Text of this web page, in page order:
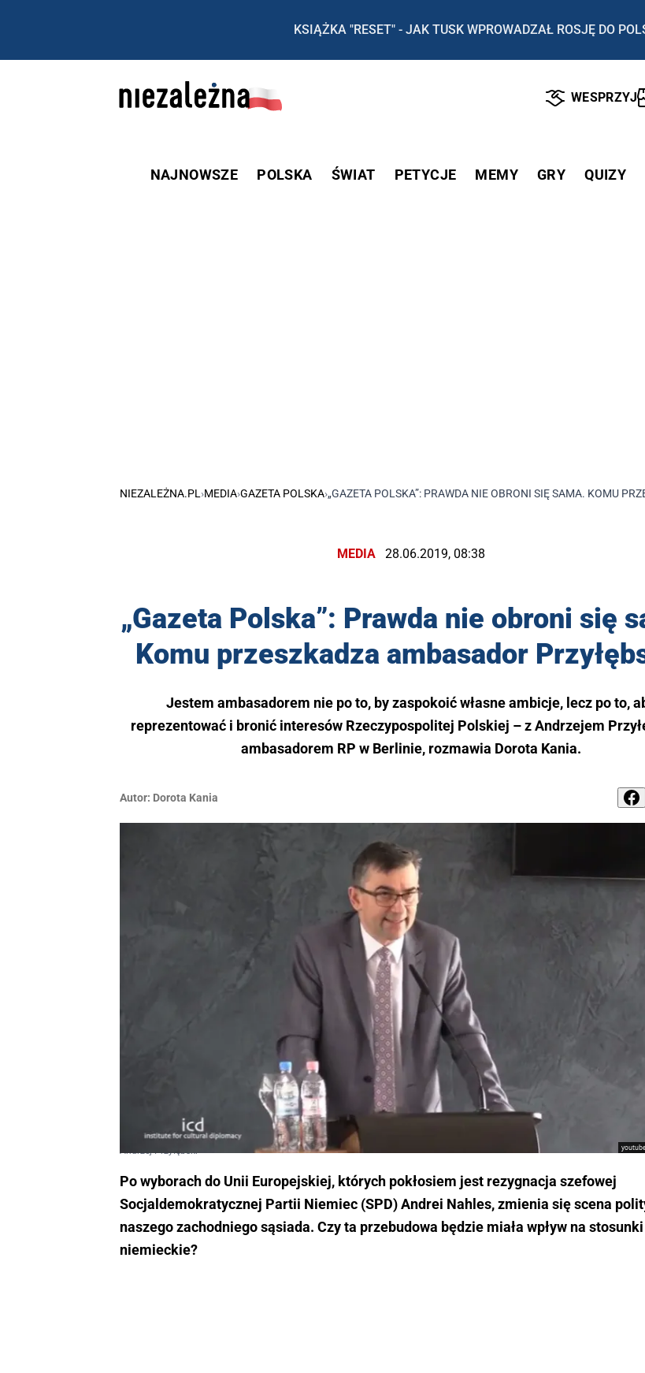
KSIĄŻKA "RESET" - JAK TUSK WPROWADZAŁ ROSJĘ DO
WESPRZYJ
NAJNOWSZE POLSKA ŚWIAT PETYCJE MEMY GRY QUIZY
NIEZALEŻNA.PL ›MEDIA›GAZETA POLSKA›„GAZETA POLSKA”: PRAWDA NIE OBRONI SIĘ SAMA. KOMU
MEDIA 28.06.2019, 08:38
„Gazeta Polska”: Prawda nie obroni się
Komu przeszkadza ambasador
Jestem ambasadorem nie po to, by zaspokoić własne ambicje, lecz po to,
reprezentować i bronić interesów Rzeczypospolitej Polskiej – z Andrzejem
ambasadorem RP w Berlinie, rozmawia Dorota Kania.
Autor: ​Dorota Kania
Andrzej Przyłębski
Po wyborach do Unii Europejskiej, których pokłosiem jest rezygnacja szefowej
Socjaldemokratycznej Partii Niemiec (SPD) Andrei Nahles, zmienia się scena
naszego zachodniego sąsiada. Czy ta przebudowa będzie miała wpływ na
niemieckie?